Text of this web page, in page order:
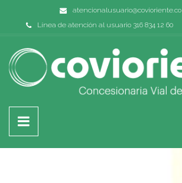
atencionalusuario@covioriente.co
Línea de atención al usuario 316 834 12 60